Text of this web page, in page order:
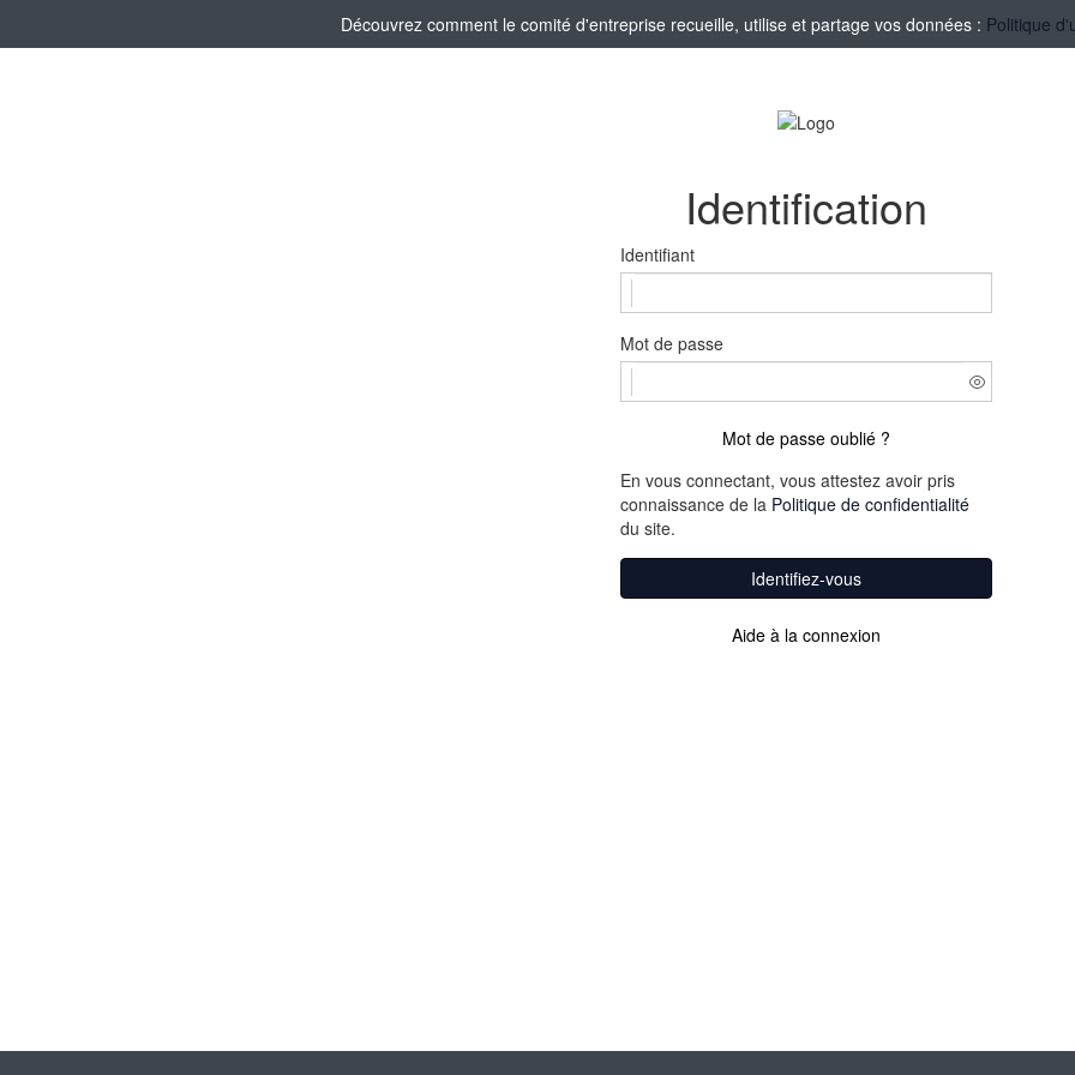
Découvrez comment le comité d'entreprise recueille, utilise et partage vos données : Politique
Identification
Identifiant
Mot de passe
Mot de passe oublié ?
En vous connectant, vous attestez avoir pris
connaissance de la Politique de confidentialité
du site.
Identifiez-vous
Aide à la connexion